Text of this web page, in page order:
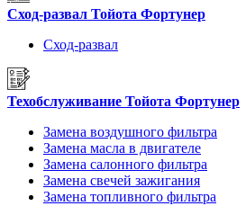
Сход-развал Тойота Фортунер
Сход-развал
Техобслуживание Тойота Фортунер
Замена воздушного фильтра
Замена масла в двигателе
Замена салонного фильтра
Замена свечей зажигания
Замена топливного фильтра